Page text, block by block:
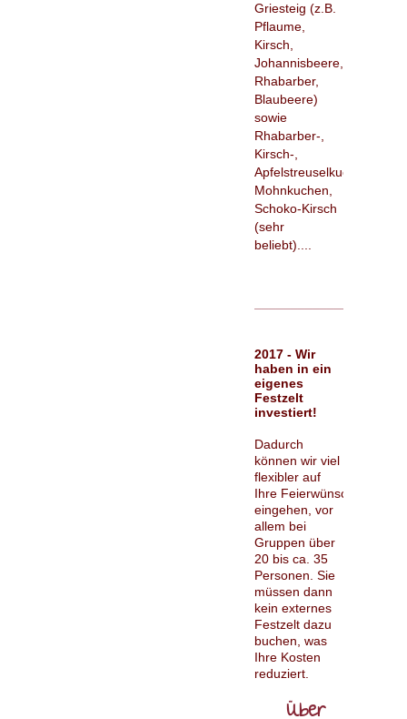
Griesteig (z.B.
Pflaume,
Kirsch,
Johannisbeere,
Rhabarber,
Blaubeere)
sowie
Rhabarber-,
Kirsch-,
Apfelstreuselkuchen,
Mohnkuchen,
Schoko-Kirsch
(sehr
beliebt)....
2017 - Wir
haben in ein
eigenes
Festzelt
investiert!
Dadurch
können wir viel
flexibler auf
Ihre Feierwünsche
eingehen, vor
allem bei
Gruppen über
20 bis ca. 35
Personen. Sie
müssen dann
kein externes
Festzelt dazu
buchen, was
Ihre Kosten
reduziert.
überspringen